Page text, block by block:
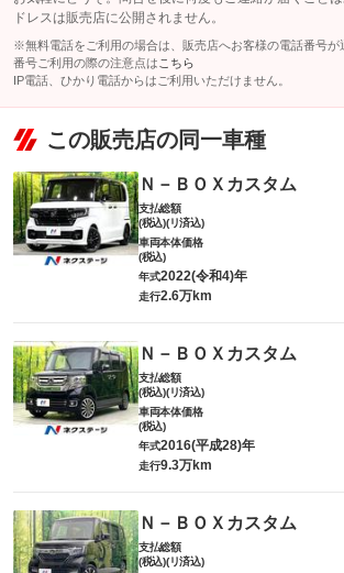
ドレスは販売店に公開されません。
※無料電話をご利用の場合は、販売店へお客様の電話番号が
番号ご利用の際の注意点は こちら
IP電話、ひかり電話からはご利用いただけません。
この販売店の同一車種
Ｎ－ＢＯＸカスタム
支払総額
(税込)(リ済込)
車両本体価格
(税込)
年式2022(令和4)年
走行2.6万km
Ｎ－ＢＯＸカスタム
支払総額
(税込)(リ済込)
車両本体価格
(税込)
年式2016(平成28)年
走行9.3万km
Ｎ－ＢＯＸカスタム
支払総額
(税込)(リ済込)